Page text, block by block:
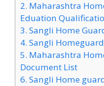
2. Maharashtra
Eduation
3. Sangli Home
4. Sangli
5. Maharashtra
Document List
6. Sangli Home